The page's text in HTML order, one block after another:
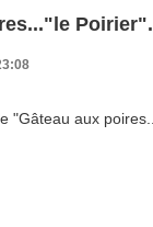
Poirier".